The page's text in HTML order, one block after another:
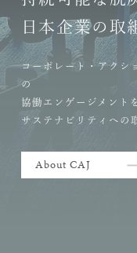
日本企業の取
コーポレート・アクシ
の
協働エンゲージメント
サステナビリティへの
About CAJ